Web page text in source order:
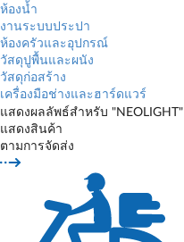
ห้องน้ำ
งานระบบประปา
ห้องครัวและอุปกรณ์
วัสดุปูพื้นและผนัง
วัสดุก่อสร้าง
เครื่องมือช่างและฮาร์ดแวร์
แสดงผลลัพธ์สำหรับ "NEOLIGHT"
แสดงสินค้า
ตามการจัดส่ง